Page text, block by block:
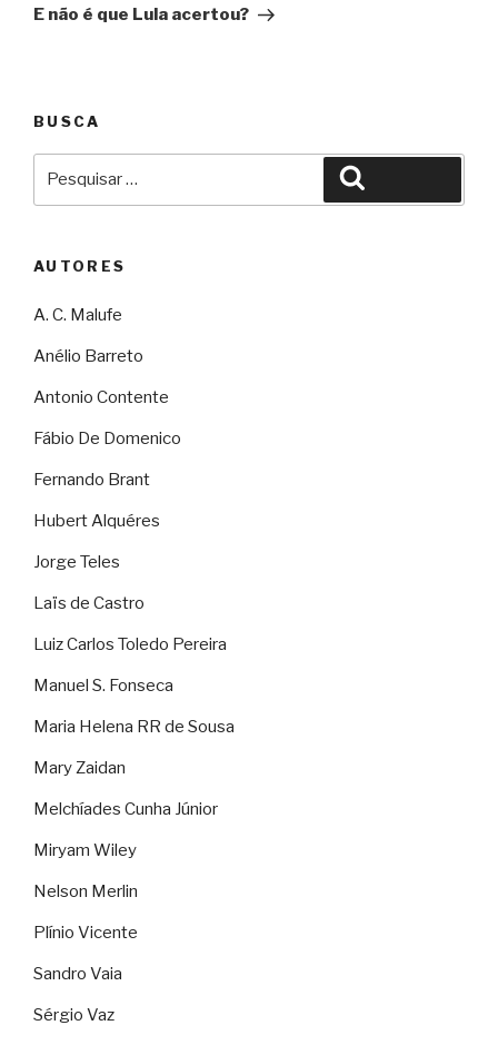
E não é que Lula acertou?
BUSCA
AUTORES
A. C. Malufe
Anélio Barreto
Antonio Contente
Fábio De Domenico
Fernando Brant
Hubert Alquéres
Jorge Teles
Laïs de Castro
Luiz Carlos Toledo Pereira
Manuel S. Fonseca
Maria Helena RR de Sousa
Mary Zaidan
Melchíades Cunha Júnior
Miryam Wiley
Nelson Merlin
Plínio Vicente
Sandro Vaia
Sérgio Vaz